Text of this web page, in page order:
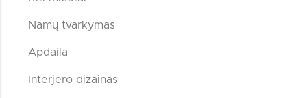
Namų tvarkymas
Apdaila
Interjero dizainas